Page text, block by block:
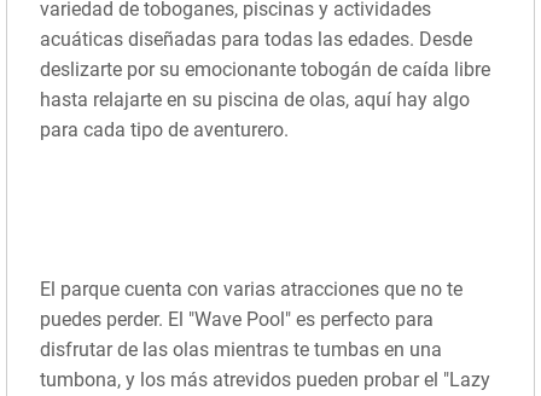
variedad de toboganes, piscinas y actividades
acuáticas diseñadas para todas las edades. Desde
deslizarte por su emocionante tobogán de caída libre
hasta relajarte en su piscina de olas, aquí hay algo
para cada tipo de aventurero.
El parque cuenta con varias atracciones que no te
puedes perder. El "Wave Pool" es perfecto para
disfrutar de las olas mientras te tumbas en una
tumbona, y los más atrevidos pueden probar el "Lazy